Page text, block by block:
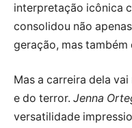
interpretação icônica
consolidou não
geração, mas também
Mas a carreira dela
e do terror. Jenna
versatilidade